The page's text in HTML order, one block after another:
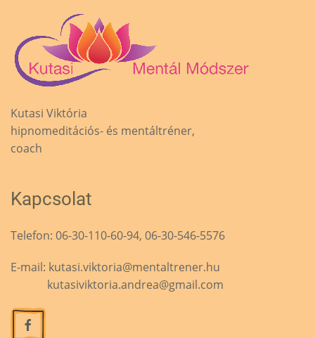
Kutasi Viktória
hipnomeditációs- és mentáltréner,
coach
Kapcsolat
Telefon: 06-30-110-60-94, 06-30-546-5576
E-mail: kutasi.viktoria@mentaltrener.hu
kutasiviktoria.andrea@gmail.com